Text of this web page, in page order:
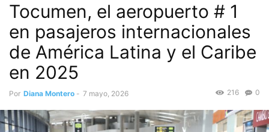
Tocumen, el aeropuerto # 1
en pasajeros internacionales
de América Latina y el Caribe
en 2025
Por Diana Montero - 7 mayo, 2026 0
216